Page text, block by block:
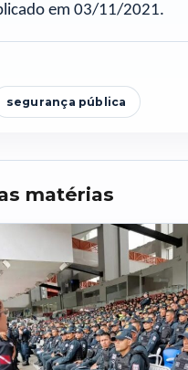
em 03/11/2021.
segurança pública
matérias